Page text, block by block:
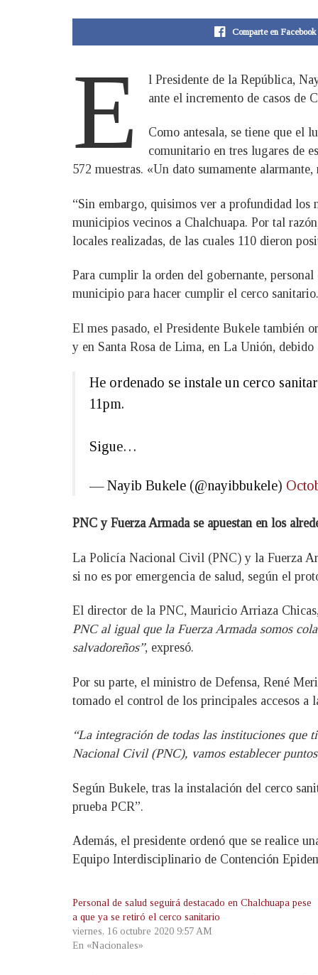
Comparte en Facebook
E
l Presidente de la República,
ante el incremento de casos de
Como antesala, se tiene que el
comunitario en tres lugares de
572 muestras. «Un dato sumamente
“Sin embargo, quisimos ver a profundidad los
municipios vecinos a Chalchuapa. Por tal
locales realizadas, de las cuales 110 dieron
Para cumplir la orden del gobernante,
municipio para hacer cumplir el cerco sanitario.
El mes pasado, el Presidente Bukele también
y en Santa Rosa de Lima, en La Unión,
He ordenado se instale un cerco
11pm.
Sigue…
— Nayib Bukele (@nayibbukele)
PNC y Fuerza Armada se apuestan en los
La Policía Nacional Civil (PNC) y la Fuerza
si no es por emergencia de salud, según el
El director de la PNC, Mauricio Arriaza
PNC al igual que la Fuerza Armada somos
salvadoreños”, expresó.
Por su parte, el ministro de Defensa, René
tomado el control de los principales accesos a
“La integración de todas las instituciones que
Nacional Civil (PNC), vamos establecer
Según Bukele, tras la instalación del cerco
prueba PCR”.
Además, el presidente ordenó que se realice
Equipo Interdisciplinario de Contención
Personal de salud seguirá destacado en Chalchuapa pese
a que ya se retiró el cerco sanitario
viernes, 16 octubre 2020 9:57 AM
En «Nacionales»